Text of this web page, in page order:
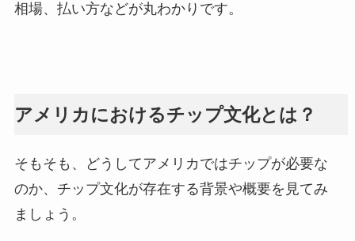
相場、払い方などが丸わかりです。
アメリカにおけるチップ文化とは？
そもそも、どうしてアメリカではチップが必要な
のか、チップ文化が存在する背景や概要を見てみ
ましょう。